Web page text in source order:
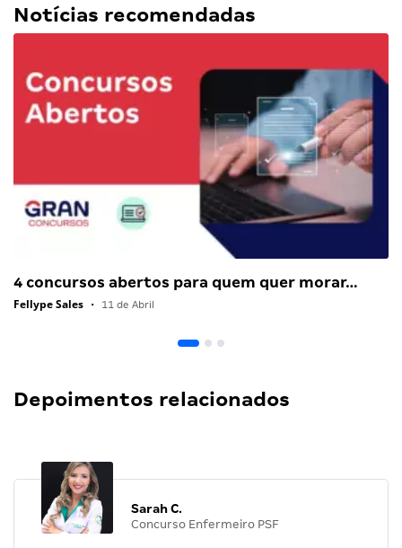
Notícias recomendadas
4 concursos abertos para quem quer morar…
Fellype Sales • 11 de Abril
Depoimentos relacionados
Sarah C.
Concurso Enfermeiro PSF